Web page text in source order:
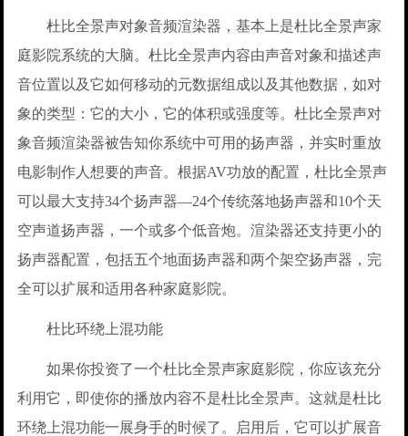
杜比全景声对象音频渲染器，基本上是杜比全景声家
庭影院系统的大脑。杜比全景声内容由声音对象和描述声
音位置以及它如何移动的元数据组成以及其他数据，如对
象的类型：它的大小，它的体积或强度等。杜比全景声对
象音频渲染器被告知你系统中可用的扬声器，并实时重放
电影制作人想要的声音。根据AV功放的配置，杜比全景声
可以最大支持34个扬声器—24个传统落地扬声器和10个天
空声道扬声器，一个或多个低音炮。渲染器还支持更小的
扬声器配置，包括五个地面扬声器和两个架空扬声器，完
全可以扩展和适用各种家庭影院。
杜比环绕上混功能
如果你投资了一个杜比全景声家庭影院，你应该充分
利用它，即使你的播放内容不是杜比全景声。这就是杜比
环绕上混功能一展身手的时候了。启用后，它可以扩展音